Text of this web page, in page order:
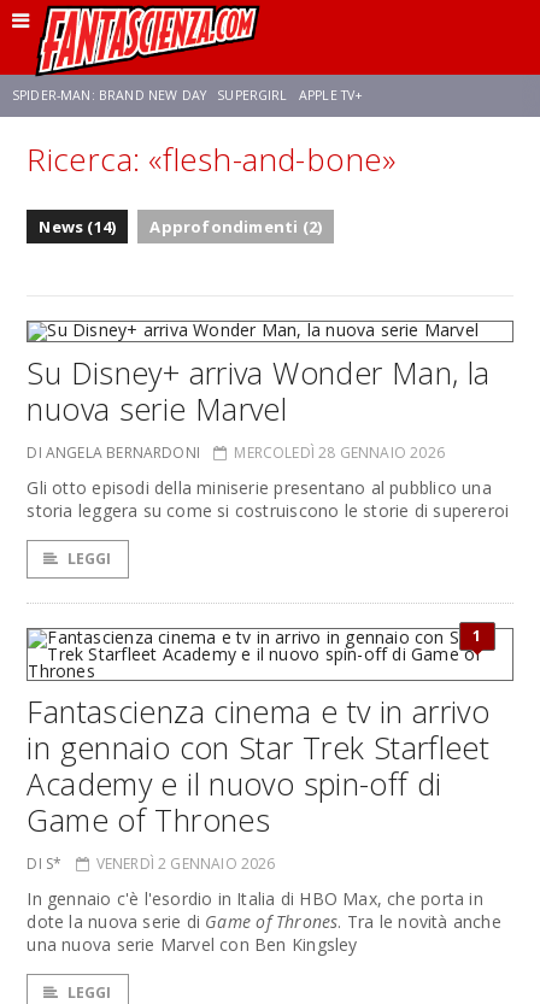
SPIDER-MAN: BRAND NEW DAY SUPERGIRL APPLE TV+
FRANCO RICCIARDIELLO ZENDAYA AVENGERS: DOOMSDAY
Ricerca: «flesh-and-bone»
News (14) Approfondimenti (2)
Su Disney+ arriva Wonder Man, la
nuova serie Marvel
DI ANGELA BERNARDONI MERCOLEDÌ 28 GENNAIO 2026
Gli otto episodi della miniserie presentano al pubblico una
storia leggera su come si costruiscono le storie di supereroi
LEGGI
1
Fantascienza cinema e tv in arrivo
in gennaio con Star Trek Starfleet
Academy e il nuovo spin-off di
Game of Thrones
DI S* VENERDÌ 2 GENNAIO 2026
In gennaio c'è l'esordio in Italia di HBO Max, che porta in
dote la nuova serie di Game of Thrones. Tra le novità anche
una nuova serie Marvel con Ben Kingsley
LEGGI